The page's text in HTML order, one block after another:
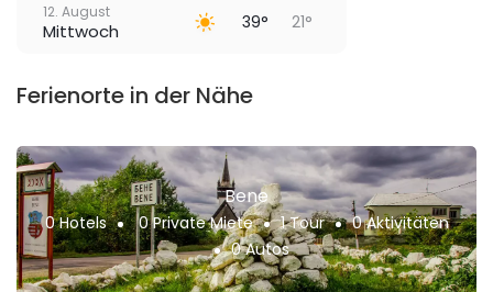
12. August
Mittwoch 39° 21°
Ferienorte in der Nähe
Bene
0 Hotels 0 Private Miete 1 Tour
0 Aktivitäten
0 Autos